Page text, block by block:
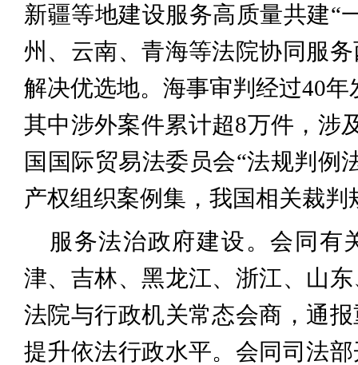
新疆等地建设服务高质量共建“
州、云南、青海等法院协同服
解决优选地。海事审判经过40年
其中涉外案件累计超8万件，涉
国国际贸易法委员会“法规判例
产权组织案例集，我国相关裁
服务法治政府建设。会同有
津、吉林、黑龙江、浙江、山
法院与行政机关常态会商，通
提升依法行政水平。会同司法